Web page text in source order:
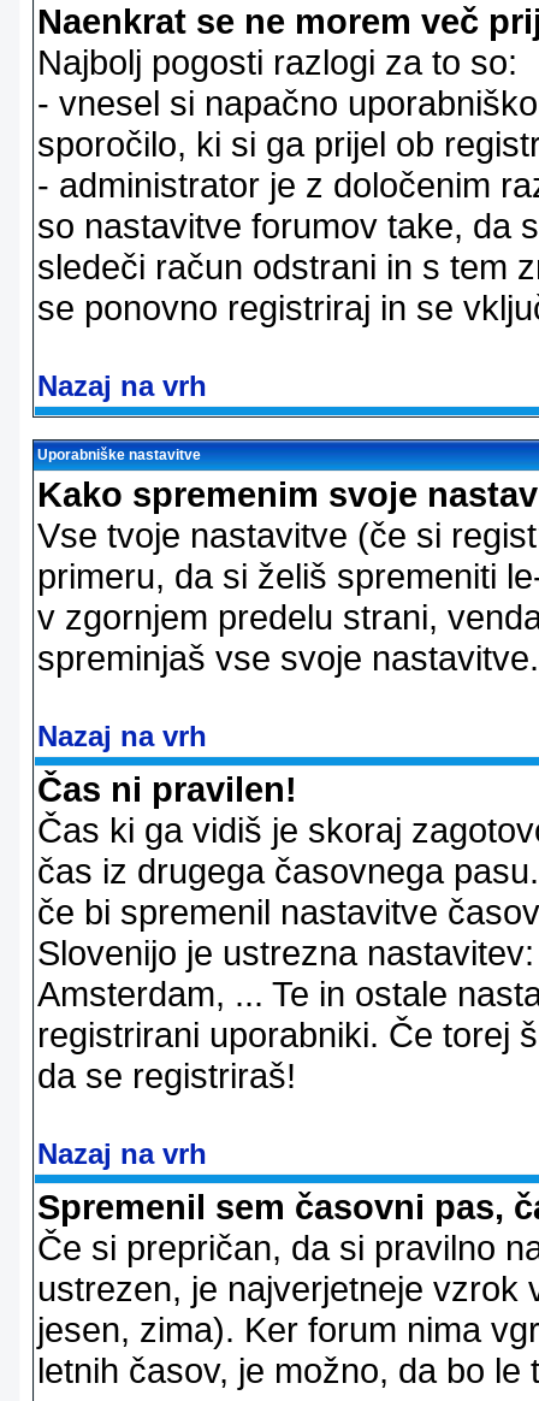
Naenkrat se ne morem več
Najbolj pogosti razlogi za to so:
- vnesel si napačno
sporočilo, ki si ga prijel ob
- administrator je z določenim
so nastavitve forumov take, da
sledeči račun odstrani in s tem
se ponovno registriraj in se
Nazaj na vrh
Uporabniške nastavitve
Kako spremenim svoje
Vse tvoje nastavitve (če si
primeru, da si želiš spremeniti
v zgornjem predelu strani,
spreminjaš vse svoje nastavitve.
Nazaj na vrh
Čas ni pravilen!
Čas ki ga vidiš je skoraj
čas iz drugega časovnega
če bi spremenil nastavitve
Slovenijo je ustrezna
Amsterdam, ... Te in ostale
registrirani uporabniki. Če torej
da se registriraš!
Nazaj na vrh
Spremenil sem časovni pas,
Če si prepričan, da si pravilno
ustrezen, je najverjetneje vzrok
jesen, zima). Ker forum nima
letnih časov, je možno, da bo le